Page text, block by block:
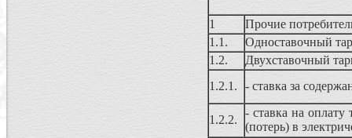
1
Прочие
1.1.
Одноставочный
1.2.
Двухставочный
1.2.1.
- ставка за
1.2.2.
- ставка на оплату
(потерь) в